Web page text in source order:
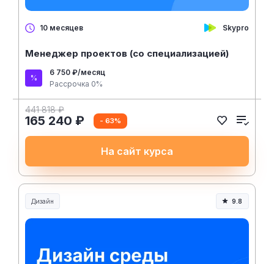
10 месяцев Skypro
Менеджер проектов (со специализацией)
6 750 ₽/месяц
Рассрочка 0%
441 818 ₽
165 240 ₽ - 63%
На сайт курса
Дизайн 9.8